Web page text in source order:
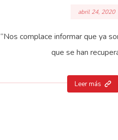
abril 24, 2020
“Nos complace informar que ya
que se han
Leer más